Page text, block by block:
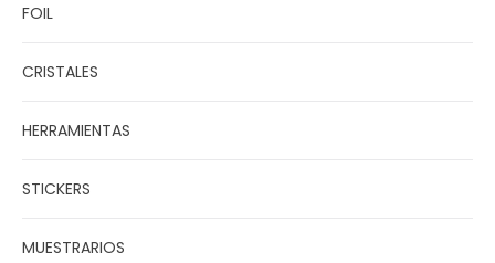
FOIL
CRISTALES
HERRAMIENTAS
STICKERS
MUESTRARIOS